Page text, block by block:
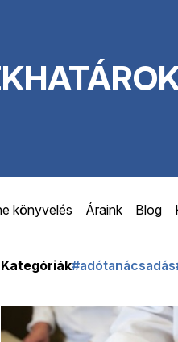
könyvelés Áraink Blog
Kategóriák#adótanácsadás